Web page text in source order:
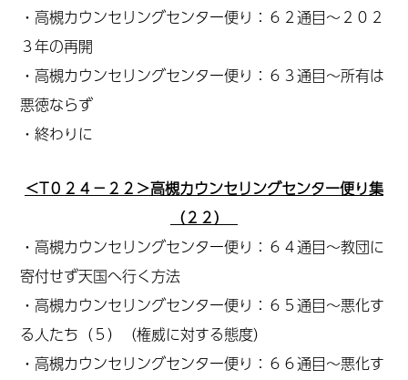
・高槻カウンセリングセンター便り：６２通目～２０２
３年の再開
・高槻カウンセリングセンター便り：６３通目～所有は
悪徳ならず
・終わりに
＜T０２４－２２＞高槻カウンセリングセンター便り集
（２２）
・高槻カウンセリングセンター便り：６４通目～教団に
寄付せず天国へ行く方法
・高槻カウンセリングセンター便り：６５通目～悪化す
る人たち（５）（権威に対する態度）
・高槻カウンセリングセンター便り：６６通目～悪化す